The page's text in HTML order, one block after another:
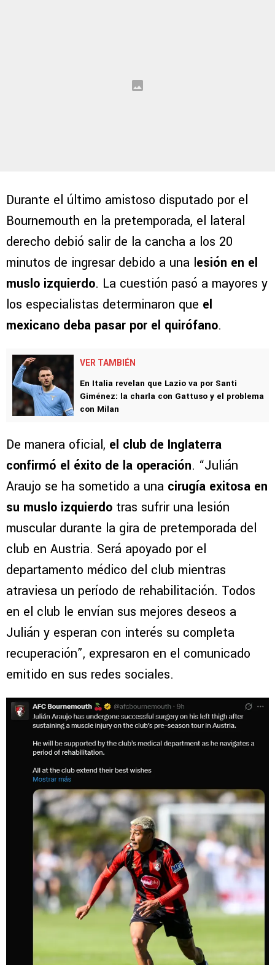
Durante el último amistoso disputado por el
Bournemouth en la pretemporada, el lateral
derecho debió salir de la cancha a los 20
minutos de ingresar debido a una lesión en el
muslo izquierdo. La cuestión pasó a mayores y
los especialistas determinaron que el
mexicano deba pasar por el quirófano.
VER TAMBIÉN
En Italia revelan que Lazio va por Santi
Giménez: la charla con Gattuso y el problema
con Milan
De manera oficial, el club de Inglaterra
confirmó el éxito de la operación. “Julián
Araujo se ha sometido a una cirugía exitosa en
su muslo izquierdo tras sufrir una lesión
muscular durante la gira de pretemporada del
club en Austria. Será apoyado por el
departamento médico del club mientras
atraviesa un período de rehabilitación. Todos
en el club le envían sus mejores deseos a
Julián y esperan con interés su completa
recuperación”, expresaron en el comunicado
emitido en sus redes sociales.